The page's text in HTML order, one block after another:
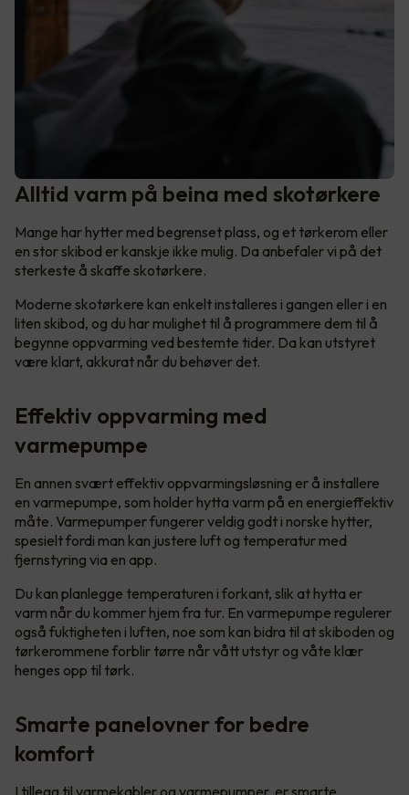
Alltid varm på beina med skotørkere
Mange har hytter med begrenset plass, og et tørkerom eller
en stor skibod er kanskje ikke mulig. Da anbefaler vi på det
sterkeste å skaffe skotørkere.
Moderne skotørkere kan enkelt installeres i gangen eller i en
liten skibod, og du har mulighet til å programmere dem til å
begynne oppvarming ved bestemte tider. Da kan utstyret
være klart, akkurat når du behøver det.
Effektiv oppvarming med
varmepumpe
En annen svært effektiv oppvarmingsløsning er å installere
en varmepumpe, som holder hytta varm på en energieffektiv
måte. Varmepumper fungerer veldig godt i norske hytter,
spesielt fordi man kan justere luft og temperatur med
fjernstyring via en app.
Du kan planlegge temperaturen i forkant, slik at hytta er
varm når du kommer hjem fra tur. En varmepumpe regulerer
også fuktigheten i luften, noe som kan bidra til at skiboden og
tørkerommene forblir tørre når vått utstyr og våte klær
henges opp til tørk.
Smarte panelovner for bedre
komfort